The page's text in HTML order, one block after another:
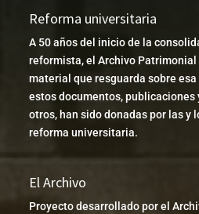
Reforma universitaria
A 50 años del inicio de la
reformista, el Archivo Patrimonial
material que resguarda sobre
estos documentos,
otros, han sido donadas por las y
reforma universitaria.
El Archivo
Proyecto desarrollado por el